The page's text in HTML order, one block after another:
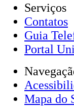
Serviços
Contatos
Guia
Portal
Mapa do